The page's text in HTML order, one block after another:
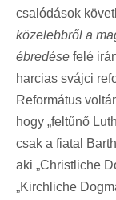
csalódások
közelebbről a
ébredése felé
harcias svájci
Református
hogy „feltűnő
csak a fiatal
aki „Christliche
„Kirchliche